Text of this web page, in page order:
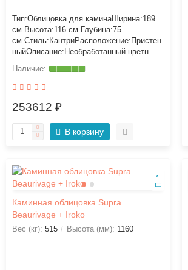
Тип:Облицовка для каминаШирина:189
см.Высота:116 см.Глубина:75
см.Стиль:КантриРасположение:Пристен
ныйОписание:Необработанный цветн..
253612 ₽
В корзину
Каминная облицовка Supra
Beaurivage + Iroko
Вес (кг): 515 Высота (мм): 1160